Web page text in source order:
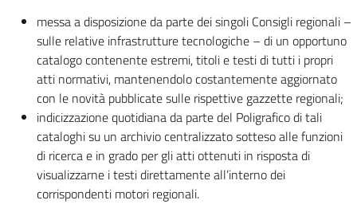
messa a disposizione da parte dei singoli Consigli regionali –
sulle relative infrastrutture tecnologiche – di un opportuno
catalogo contenente estremi, titoli e testi di tutti i propri
atti normativi, mantenendolo costantemente aggiornato
con le novità pubblicate sulle rispettive gazzette regionali;
indicizzazione quotidiana da parte del Poligrafico di tali
cataloghi su un archivio centralizzato sotteso alle funzioni
di ricerca e in grado per gli atti ottenuti in risposta di
visualizzarne i testi direttamente all’interno dei
corrispondenti motori regionali.